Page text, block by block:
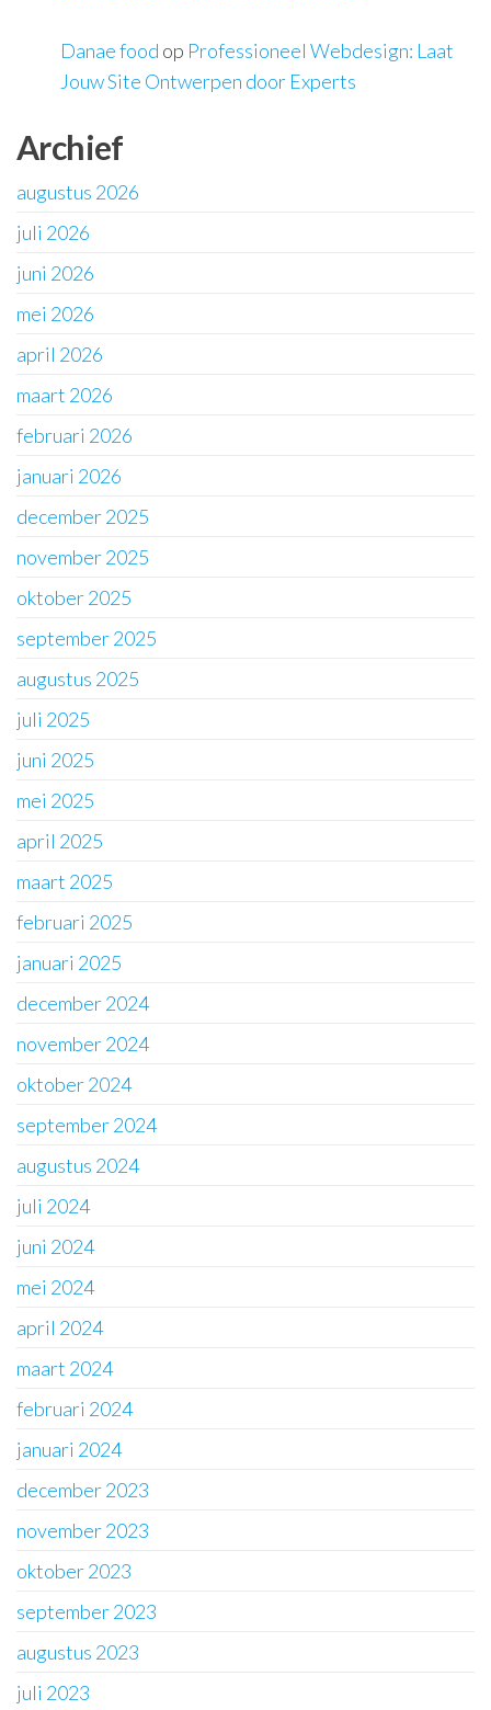
Danae food op Professioneel Webdesign: Laat
Jouw Site Ontwerpen door Experts
Archief
augustus 2026
juli 2026
juni 2026
mei 2026
april 2026
maart 2026
februari 2026
januari 2026
december 2025
november 2025
oktober 2025
september 2025
augustus 2025
juli 2025
juni 2025
mei 2025
april 2025
maart 2025
februari 2025
januari 2025
december 2024
november 2024
oktober 2024
september 2024
augustus 2024
juli 2024
juni 2024
mei 2024
april 2024
maart 2024
februari 2024
januari 2024
december 2023
november 2023
oktober 2023
september 2023
augustus 2023
juli 2023